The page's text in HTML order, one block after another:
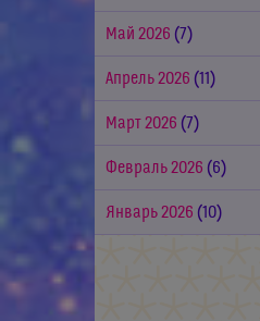
Май 2026 (7)
Апрель 2026 (11)
Март 2026 (7)
Февраль 2026 (6)
Январь 2026 (10)